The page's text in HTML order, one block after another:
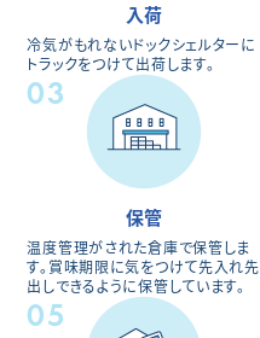
入荷
冷気がもれないドックシェルターに
トラックをつけて出荷します。
03
保管
温度管理がされた倉庫で保管しま
す。賞味期限に気をつけて先入れ先
出しできるように保管しています。
05